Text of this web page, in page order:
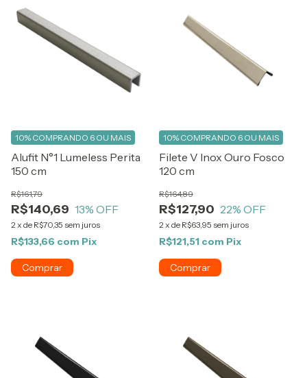
Alufit N°1 Lumeless Perita
150 cm
R$140,69
R$161,79
13% OFF
2 x de R$70,35 sem juros
10% COMPRANDO 6 OU MAIS
R$133,66 com Pix
Filete V Inox Ouro Fosco
120 cm
R$127,90
R$164,89
22% OFF
2 x de R$63,95 sem juros
10% COMPRANDO 6 OU MAIS
R$121,51 com Pix